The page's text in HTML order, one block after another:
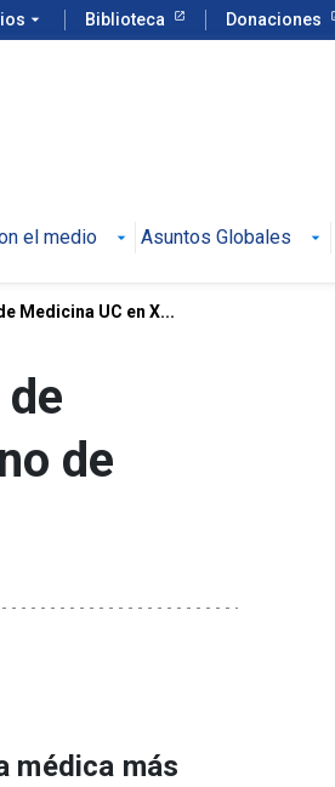
arrow_drop_down Biblioteca Donaciones
el medio Asuntos Globales
Medicina UC en X...
de
médica más